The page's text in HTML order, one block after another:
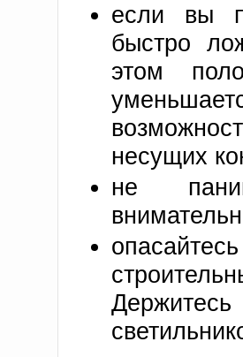
если вы
быстро
этом
несущих
не